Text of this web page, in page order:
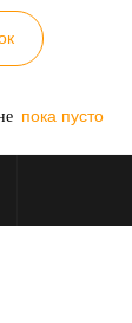
пока пусто